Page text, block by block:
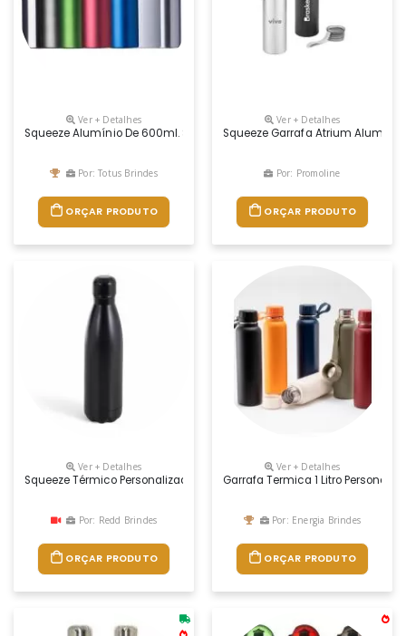
Ver + Detalhes
Squeeze Alumínio De 600ml. Squeeze De Pintura Fosca, Possui
Por: Totus Brindes
ORÇAR PRODUTO
Ver + Detalhes
Squeeze Garrafa Atrium
Por: Promoline
ORÇAR PRODUTO
Ver + Detalhes
Squeeze Térmico Personalizado
Por: Redd Brindes
ORÇAR PRODUTO
Ver + Detalhes
Garrafa Termica 1 Litro
Por: Energia Brindes
ORÇAR PRODUTO